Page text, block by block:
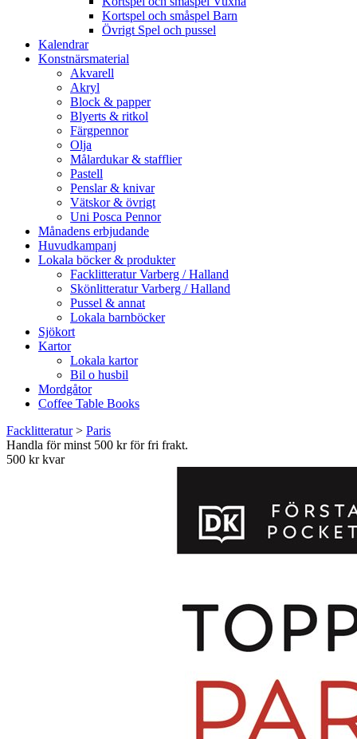
Kortspel och småspel Barn
Övrigt Spel och pussel
Kalendrar
Konstnärsmaterial
Akvarell
Akryl
Block & papper
Blyerts & ritkol
Färgpennor
Olja
Målardukar & stafflier
Pastell
Penslar & knivar
Vätskor & övrigt
Uni Posca Pennor
Månadens erbjudande
Huvudkampanj
Lokala böcker & produkter
Facklitteratur Varberg / Halland
Skönlitteratur Varberg / Halland
Pussel & annat
Lokala barnböcker
Sjökort
Kartor
Lokala kartor
Bil o husbil
Mordgåtor
Coffee Table Books
Facklitteratur> Paris
Handla för minst 500 kr för fri frakt.
500 kr kvar